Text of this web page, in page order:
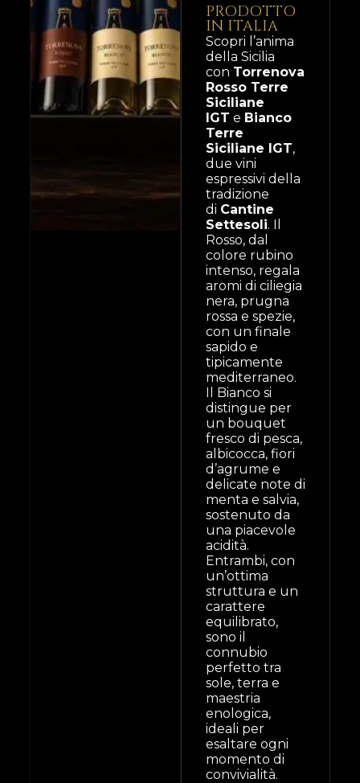
PRODOTTO
IN ITALIA
Scopri l’anima
della Sicilia
con Torrenova
Rosso Terre
Siciliane
IGT e Bianco
Terre
Siciliane IGT,
due vini
espressivi della
tradizione
di Cantine
Settesoli. Il
Rosso, dal
colore rubino
intenso, regala
aromi di ciliegia
nera, prugna
rossa e spezie,
con un finale
sapido e
tipicamente
mediterraneo.
Il Bianco si
distingue per
un bouquet
fresco di pesca,
albicocca, fiori
d’agrume e
delicate note di
menta e salvia,
sostenuto da
una piacevole
acidità.
Entrambi, con
un’ottima
struttura e un
carattere
equilibrato,
sono il
connubio
perfetto tra
sole, terra e
maestria
enologica,
ideali per
esaltare ogni
momento di
convivialità.